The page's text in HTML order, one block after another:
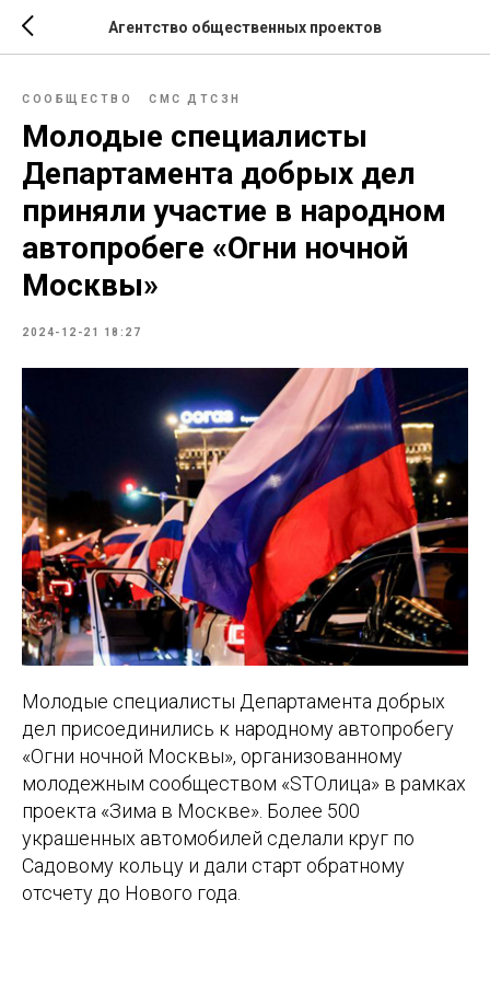
Агентство общественных проектов
СООБЩЕСТВО СМС ДТСЗН
Молодые специалисты
Департамента добрых дел
приняли участие в народном
автопробеге «Огни ночной
Москвы»
2024-12-21 18:27
Молодые специалисты Департамента добрых
дел присоединились к народному автопробегу
«Огни ночной Москвы», организованному
молодежным сообществом «SТОлица» в рамках
проекта «Зима в Москве». Более 500
украшенных автомобилей сделали круг по
Садовому кольцу и дали старт обратному
отсчету до Нового года.